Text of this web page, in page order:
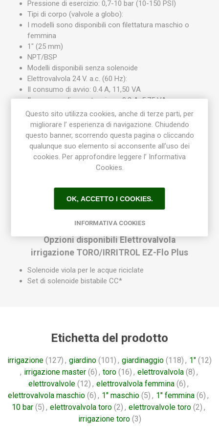
Pressione di esercizio: 0,7-10 bar (10-150 PSI)
Tipi di corpo (valvole a globo):
I modelli sono disponibili con filettatura maschio o
femmina
1" (25 mm)
NPT/BSP
Modelli disponibili senza solenoide
Elettrovalvola 24 V. a.c. (60 Hz):
Il consumo di avvio: 0.4 A, 11,50 VA
Il consumo di manutenzione: 0.2 A, 5,75 VA
Elettrovalvola 24 V. a.c. (50 Hz):
Il consumo di avvio: 0,34 UNA, 11,50 VA
Il consumo di manutenzione: 0.2 A, 5,75 VA
Dimensioni Elettrovalvola
Palloncino, filetto femmina: 130 x 75 x 101 mm
Nel fumetto, filetto maschio: 130 x 75 x 140 mm
Opzioni disponibili Elettrovalvola
irrigazione TORO/IRRITROL EZ-Flo Plus
Solenoide viola per le acque riciclate
Set di solenoide bistabile CC*
Etichetta del prodotto
irrigazione (127) , giardino (101) , giardinaggio (118) , 1" (12)
, irrigazione master (6) , toro (16) , elettrovalvola (8) ,
elettrovalvole (12) , elettrovalvola femmina (6) ,
elettrovalvola maschio (6) , 1" maschio (5) , 1" femmina (6) ,
10 bar (5) , elettrovalvola toro (2) , elettrovalvole toro (2) ,
irrigazione toro (3)
Questo sito utilizza cookies, anche di terze parti, per
migliorare l’ esperienza di navigazione. Chiudendo
questo banner, scorrendo questa pagina o cliccando
qualunque suo elemento si acconsente all’uso dei
cookies. Per approfondire leggere l’ Informativa
Cookies.
OK, ACCETTO I COOKIES.
INFORMATIVA COOKIES